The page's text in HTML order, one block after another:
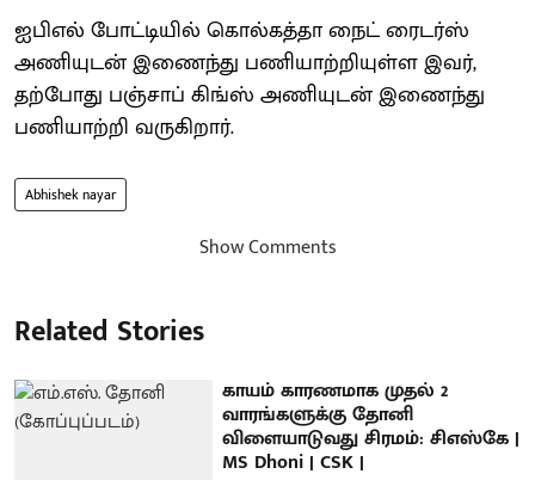
ஐபிஎல் போட்டியில் கொல்கத்தா நைட் ரைடர்ஸ்
அணியுடன் இணைந்து பணியாற்றியுள்ள இவர்,
தற்போது பஞ்சாப் கிங்ஸ் அணியுடன் இணைந்து
பணியாற்றி வருகிறார்.
Abhishek nayar
Show Comments
Related Stories
காயம் காரணமாக முதல் 2
வாரங்களுக்கு தோனி
விளையாடுவது சிரமம்: சிஎஸ்கே |
MS Dhoni | CSK |